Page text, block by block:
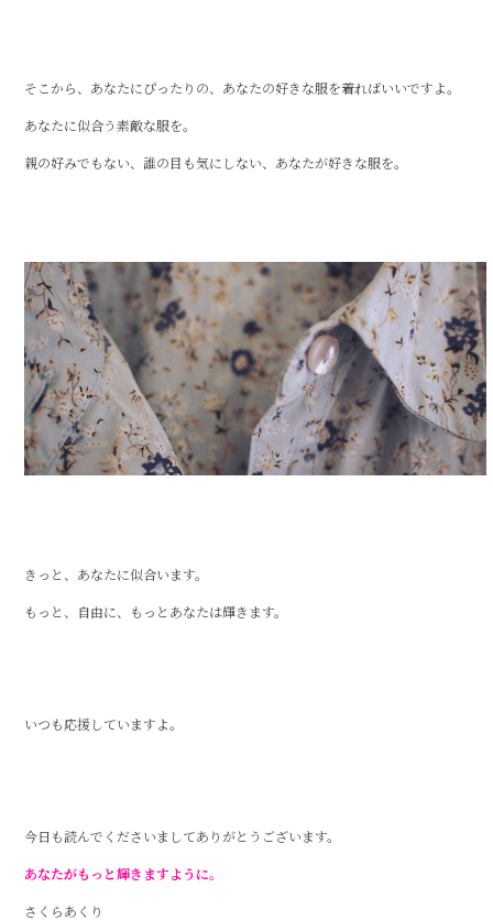
そこから、あなたにぴったりの、あなたの好きな服を着ればいいですよ。
あなたに似合う素敵な服を。
親の好みでもない、誰の目も気にしない、あなたが好きな服を。
きっと、あなたに似合います。
もっと、自由に、もっとあなたは輝きます。
いつも応援していますよ。
今日も読んでくださいましてありがとうございます。
あなたがもっと輝きますように。
さくらあくり